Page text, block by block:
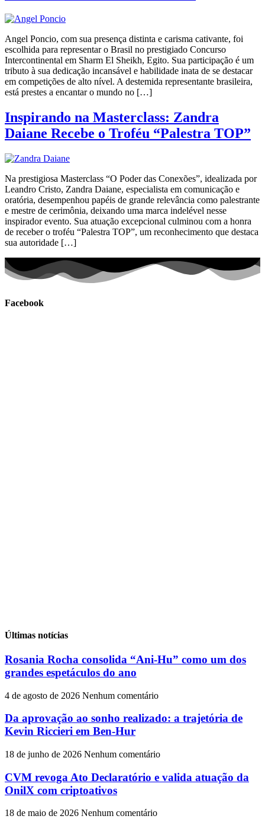
Angel Poncio, com sua presença distinta e carisma cativante, foi
escolhida para representar o Brasil no prestigiado Concurso
Intercontinental em Sharm El Sheikh, Egito. Sua participação é um
tributo à sua dedicação incansável e habilidade inata de se destacar
em competições de alto nível. A destemida representante brasileira,
está prestes a encantar o mundo no […]
Inspirando na Masterclass: Zandra
Daiane Recebe o Troféu “Palestra TOP”
Na prestigiosa Masterclass “O Poder das Conexões”, idealizada por
Leandro Cristo, Zandra Daiane, especialista em comunicação e
oratória, desempenhou papéis de grande relevância como palestrante
e mestre de cerimônia, deixando uma marca indelével nesse
inspirador evento. Sua atuação excepcional culminou com a honra
de receber o troféu “Palestra TOP”, um reconhecimento que destaca
sua autoridade […]
Facebook
Últimas notícias
Rosania Rocha consolida “Ani-Hu” como um dos
grandes espetáculos do ano
4 de agosto de 2026 Nenhum comentário
Da aprovação ao sonho realizado: a trajetória de
Kevin Riccieri em Ben-Hur
18 de junho de 2026 Nenhum comentário
CVM revoga Ato Declaratório e valida atuação da
OnilX com criptoativos
18 de maio de 2026 Nenhum comentário